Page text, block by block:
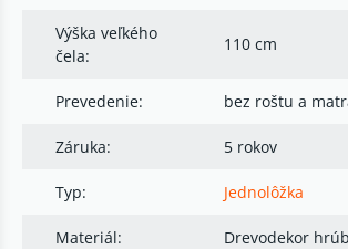
Výška veľkého
čela:
110 cm
Prevedenie: bez roštu a
Záruka: 5 rokov
Typ: Jednolôžka
Materiál: Drevodekor